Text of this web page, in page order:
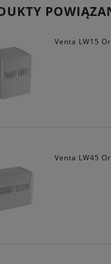
Venta LW15
Venta LW45